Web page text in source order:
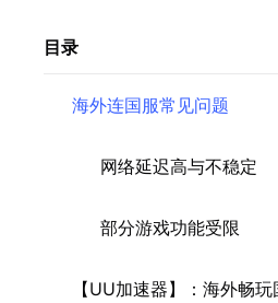
目录
海外连国服常见问题
网络延迟高与不稳定
部分游戏功能受限
【UU加速器】：海外畅玩